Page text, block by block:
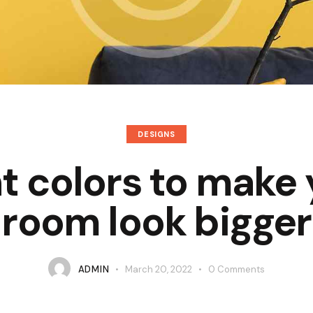
DESIGNS
colors to make
room look bigger
ADMIN March 20, 2022 0 Comments